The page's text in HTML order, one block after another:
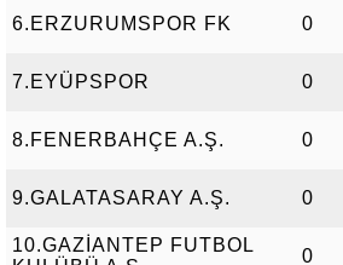
6.ERZURUMSPOR FK 0
7.EYÜPSPOR 0
8.FENERBAHÇE A.Ş. 0
9.GALATASARAY A.Ş. 0
10.GAZİANTEP FUTBOL
0